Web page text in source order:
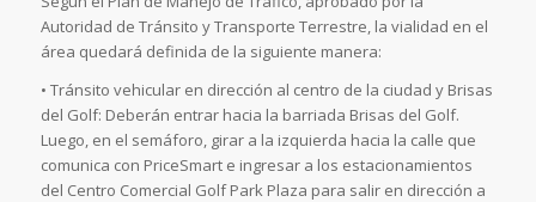
Autoridad de Tránsito y Transporte Terrestre, la vialidad en el
área quedará definida de la siguiente manera:
• Tránsito vehicular en dirección al centro de la ciudad y Brisas
del Golf: Deberán entrar hacia la barriada Brisas del Golf.
Luego, en el semáforo, girar a la izquierda hacia la calle que
comunica con PriceSmart e ingresar a los estacionamientos
del Centro Comercial Golf Park Plaza para salir en dirección a